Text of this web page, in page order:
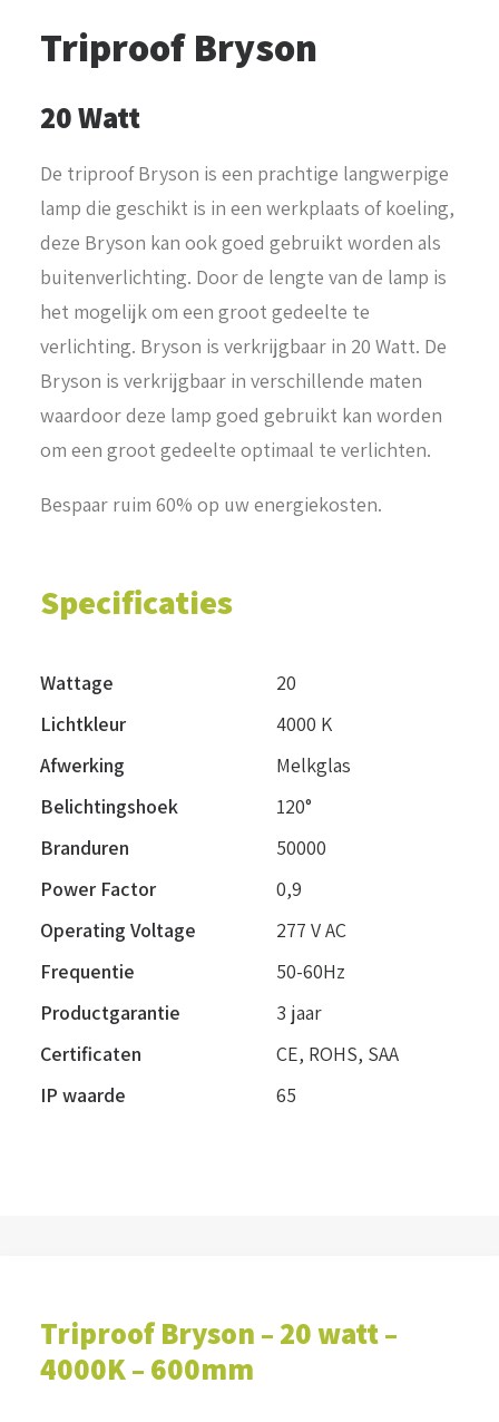
Triproof Bryson
20 Watt
De triproof Bryson is een prachtige langwerpige
lamp die geschikt is in een werkplaats of koeling,
deze Bryson kan ook goed gebruikt worden als
buitenverlichting. Door de lengte van de lamp is
het mogelijk om een groot gedeelte te
verlichting. Bryson is verkrijgbaar in 20 Watt. De
Bryson is verkrijgbaar in verschillende maten
waardoor deze lamp goed gebruikt kan worden
om een groot gedeelte optimaal te verlichten.
Bespaar ruim 60% op uw energiekosten.
Specificaties
Wattage
20
Lichtkleur
4000 K
Afwerking
Melkglas
Belichtingshoek
120°
Branduren
50000
Power Factor
0,9
Operating Voltage
277 V AC
Frequentie
50-60Hz
Productgarantie
3 jaar
Certificaten
CE, ROHS, SAA
IP waarde
65
Triproof Bryson – 20 watt –
4000K – 600mm